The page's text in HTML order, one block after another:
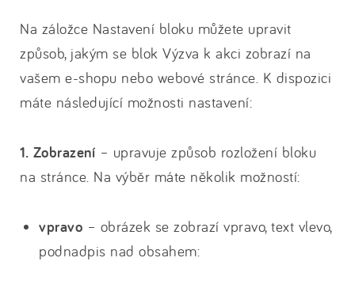
Na záložce Nastavení bloku můžete upravit
způsob, jakým se blok Výzva k akci zobrazí na
vašem e-shopu nebo webové stránce. K dispozici
máte následující možnosti nastavení:
1. Zobrazení – upravuje způsob rozložení bloku
na stránce. Na výběr máte několik možností:
vpravo – obrázek se zobrazí vpravo, text vlevo,
podnadpis nad obsahem: